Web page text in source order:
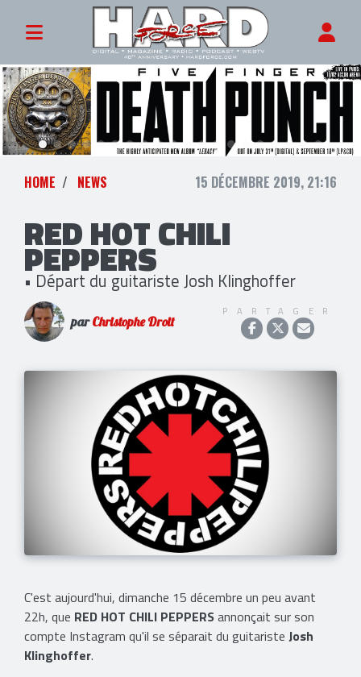
HOME NEWS 15 DÉCEMBRE 2019, 21:16
RED HOT CHILI
PEPPERS
• Départ du guitariste Josh Klinghoffer
parChristophe Droit
PARTAGER
C'est aujourd'hui, dimanche 15 décembre un peu avant
22h, que RED HOT CHILI PEPPERSannonçait sur son
compte Instagram qu'il se séparait du guitariste Josh
Klinghoffer.